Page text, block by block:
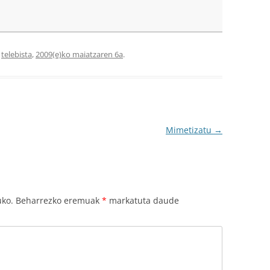
telebista,2009(e)ko maiatzaren 6a.
Mimetizatu →
Beharrezko eremuak * markatuta daude